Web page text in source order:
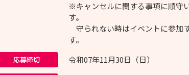
※キャンセルに関する事項に順守
す。
守られない時はイベントに参加
す。
応募締切 令和07年11月30日（日）